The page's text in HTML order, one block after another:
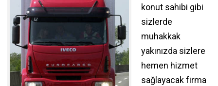
konut sahibi gibi
sizlerde
muhakkak
yakınızda sizlere
hemen hizmet
sağlayacak firma